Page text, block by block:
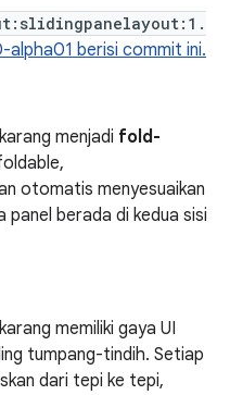
alpha01 berisi commit ini.
menjadi fold-
otomatis menyesuaikan
panel berada di kedua sisi
memiliki gaya UI
tumpang-tindih. Setiap
dari tepi ke tepi,